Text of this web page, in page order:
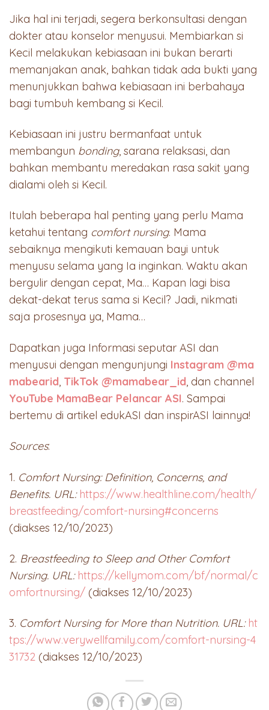
Jika hal ini terjadi, segera berkonsultasi dengan
dokter atau konselor menyusui. Membiarkan si
Kecil melakukan kebiasaan ini bukan berarti
memanjakan anak, bahkan tidak ada bukti yang
menunjukkan bahwa kebiasaan ini berbahaya
bagi tumbuh kembang si Kecil.
Kebiasaan ini justru bermanfaat untuk
membangun bonding, sarana relaksasi, dan
bahkan membantu meredakan rasa sakit yang
dialami oleh si Kecil.
Itulah beberapa hal penting yang perlu Mama
ketahui tentang comfort nursing. Mama
sebaiknya mengikuti kemauan bayi untuk
menyusu selama yang Ia inginkan. Waktu akan
bergulir dengan cepat, Ma… Kapan lagi bisa
dekat-dekat terus sama si Kecil? Jadi, nikmati
saja prosesnya ya, Mama…
Dapatkan juga Informasi seputar ASI dan
menyusui dengan mengunjungi Instagram @ma
mabearid, TikTok @mamabear_id, dan channel
YouTube MamaBear Pelancar ASI. Sampai
bertemu di artikel edukASI dan inspirASI lainnya!
Sources:
1. Comfort Nursing: Definition, Concerns, and
Benefits. URL: https://www.healthline.com/health/
breastfeeding/comfort-nursing#concerns
(diakses 12/10/2023)
2. Breastfeeding to Sleep and Other Comfort
Nursing. URL: https://kellymom.com/bf/normal/c
omfortnursing/ (diakses 12/10/2023)
3. Comfort Nursing for More than Nutrition. URL: ht
tps://www.verywellfamily.com/comfort-nursing-4
31732 (diakses 12/10/2023)